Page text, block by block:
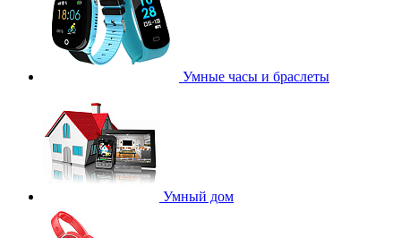
Умные часы и браслеты
Умный дом